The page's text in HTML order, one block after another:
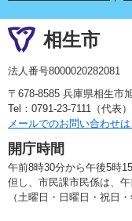
相生市
法人番号8000020282081
〒678-8585 兵庫県相生市
Tel：0791-23-7111（代表）
メールでのお問い合わせは
開庁時間
午前8時30分から午後5時
但し、市民課市民係は、
（土曜日・日曜日・祝日